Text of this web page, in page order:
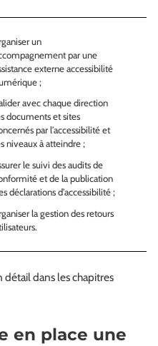
un
par une
externe accessibilité
;
avec chaque direction
documents et sites
par l’accessibilité et
niveaux à atteindre ;
le suivi des audits de
et de la publication
déclarations d’accessibilité ;
la gestion des retours
détail dans les chapitres
en place une